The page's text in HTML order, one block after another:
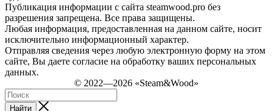
Публикация информации с сайта steamwood.pro без
разрешения запрещена. Все права защищены.
Любая информация, предоставленная на данном сайте, носит
исключительно информационный характер.
Отправляя сведения через любую электронную форму на этом
сайте, Вы даете согласие на обработку ваших персональных
данных.
© 2022—2026 «Steam&Wood»
Найти